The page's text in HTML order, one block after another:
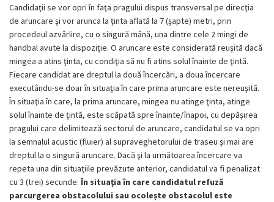
Candidaţii se vor opri în faţa pragului dispus transversal pe direcţia
de aruncare şi vor arunca la ţinta aflată la 7 (șapte) metri, prin
procedeul azvârlire, cu o singură mână, una dintre cele 2 mingi de
handbal avute la dispoziţie. O aruncare este considerată reuşită dacă
mingea a atins ţinta, cu condiţia să nu fi atins solul înainte de ţintă.
Fiecare candidat are dreptul la două încercări, a doua încercare
executându-se doar în situaţia în care prima aruncare este nereuşită.
În situaţia în care, la prima aruncare, mingea nu atinge ţinta, atinge
solul înainte de ţintă, este scăpată spre înainte/înapoi, cu depăşirea
pragului care delimitează sectorul de aruncare, candidatul se va opri
la semnalul acustic (fluier) al supraveghetorului de traseu şi mai are
dreptul la o singură aruncare. Dacă şi la următoarea încercare va
repeta una din situaţiile prevăzute anterior, candidatul va fi penalizat
cu 3 (trei) secunde. În situaţia în care candidatul refuză
parcurgerea obstacolului sau ocolește obstacolul este